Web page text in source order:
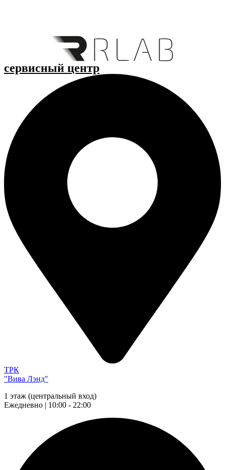
cервисный центр
ТРК
"Вива Лэнд"
1 этаж (центральный вход)
Ежедневно | 10:00 - 22:00